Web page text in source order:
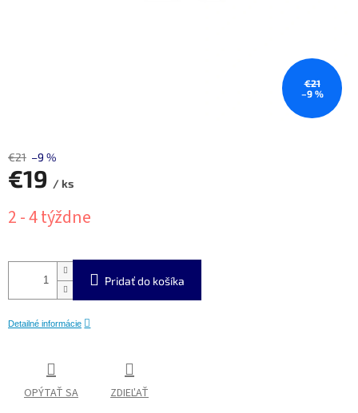
€21
–9 %
€21 –9 %
€19 / ks
cena:
2 - 4 týždne
Pridať do košíka
Detailné informácie
OPÝTAŤ SA ZDIEĽAŤ